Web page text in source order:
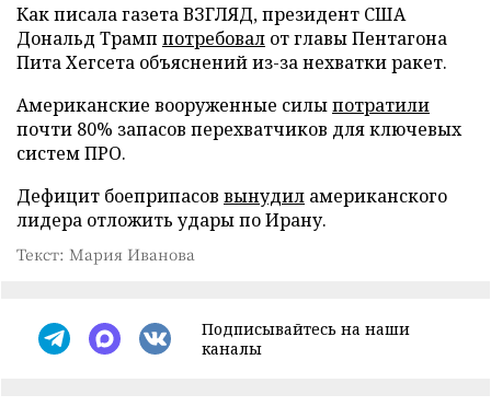
Как писала газета ВЗГЛЯД, президент США
Дональд Трамп потребовал от главы Пентагона
Пита Хегсета объяснений из-за нехватки ракет.
Американские вооруженные силыпотратили
почти 80% запасов перехватчиков для ключевых
систем ПРО.
Дефицит боеприпасов вынудил американского
лидера отложить удары по Ирану.
Текст: Мария Иванова
Подписывайтесь на наши
каналы